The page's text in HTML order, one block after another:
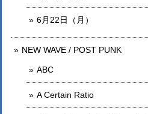
6月22日（月）
NEW WAVE / POST PUNK
ABC
A Certain Ratio